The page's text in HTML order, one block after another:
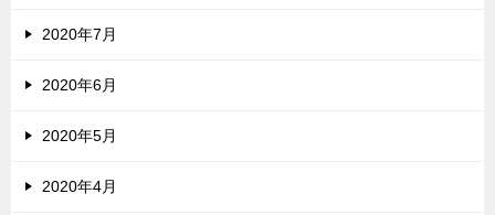
2020年7月
2020年6月
2020年5月
2020年4月